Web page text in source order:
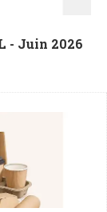
- Juin 2026